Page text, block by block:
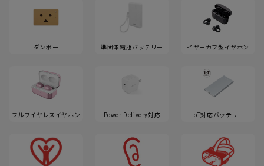
ダンボー 準固体電池バッテリー イヤーカフ型イヤホン
フルワイヤレスイヤホン Power Delivery対応 IoT対応バッテリー